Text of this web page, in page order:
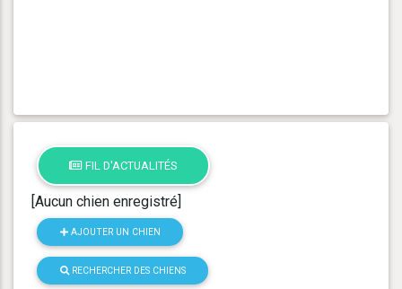
FIL D'ACTUALITÉS
[Aucun chien enregistré]
AJOUTER UN CHIEN
RECHERCHER DES CHIENS